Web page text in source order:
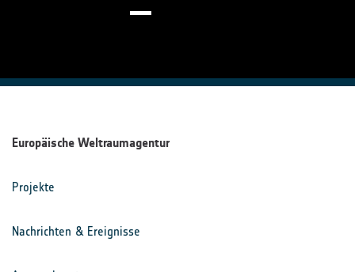
Europäische Weltraumagentur
Projekte
Nachrichten & Ereignisse